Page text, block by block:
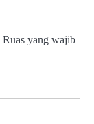
Ruas yang wajib